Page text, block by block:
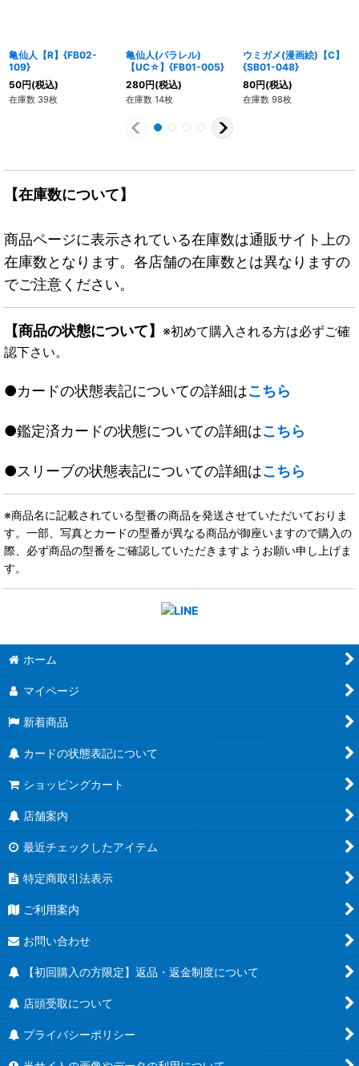
亀仙人【R】{FB02-
109}
50円(税込)
在庫数 39枚
亀仙人(パラレル)
【UC☆】{FB01-005}
280円(税込)
在庫数 14枚
ウミガメ(漫画絵)【C】
{SB01-048}
80円(税込)
在庫数 98枚
【在庫数について】
商品ページに表示されている在庫数は通販サイト上の
在庫数となります。各店舗の在庫数とは異なりますの
でご注意ください。
【商品の状態について】 ※初めて購入される方は必ずご確
認下さい。
●カードの状態表記についての詳細はこちら
●鑑定済カードの状態についての詳細はこちら
●スリーブの状態表記についての詳細はこちら
※商品名に記載されている型番の商品を発送させていただいておりま
す。一部、写真とカードの型番が異なる商品が御座いますので購入の
際、必ず商品の型番をご確認していただきますようお願い申し上げま
す。
ホーム
マイページ
新着商品
カードの状態表記について
ショッピングカート
店舗案内
最近チェックしたアイテム
特定商取引法表示
ご利用案内
お問い合わせ
【初回購入の方限定】返品・返金制度について
店頭受取について
プライバシーポリシー